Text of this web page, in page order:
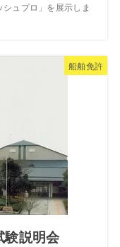
ュプロ」を展示しま
船舶免許
験説明会